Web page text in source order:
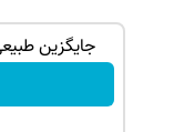
جایگزین